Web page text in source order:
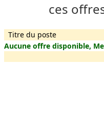
ces
Titre du poste
Aucune offre disponible,